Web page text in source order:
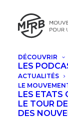
DÉCOUVRIR
LES
ACTUALITÉS
LE
LES ETATS
LE TOUR
DES